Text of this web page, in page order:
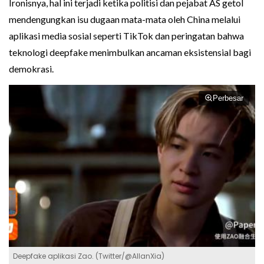
Ironisnya, hal ini terjadi ketika politisi dan pejabat AS getol
mendengungkan isu dugaan mata-mata oleh China melalui
aplikasi media sosial seperti TikTok dan peringatan bahwa
teknologi deepfake menimbulkan ancaman eksistensial bagi
demokrasi.
Perbesar
Deepfake aplikasi Zao. (Twitter/@AllanXia)